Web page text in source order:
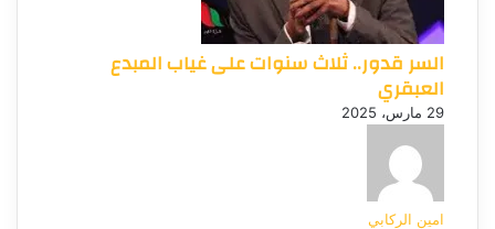
السر قدور.. ثلاث سنوات على غياب المبدع
العبقري
29 مارس، 2025
امين الركابي